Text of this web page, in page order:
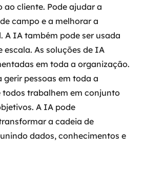
ao cliente. Pode ajudar a
campo e a melhorar a
A IA também pode ser usada
escala. As soluções de IA
em toda a organização.
pessoas em toda a
todos trabalhem em conjunto
A IA pode
a cadeia de
dados, conhecimentos e